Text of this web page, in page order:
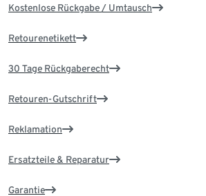
Kostenlose Rückgabe / Umtausch
Retourenetikett
30 Tage Rückgaberecht
Retouren-Gutschrift
Reklamation
Ersatzteile & Reparatur
Garantie